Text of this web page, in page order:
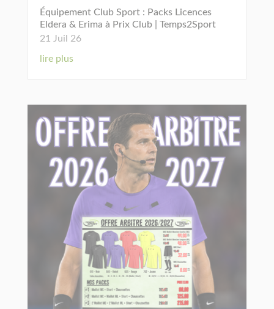
Équipement Club Sport : Packs Licences
Eldera & Erima à Prix Club | Temps2Sport
21 Juil 26
lire plus